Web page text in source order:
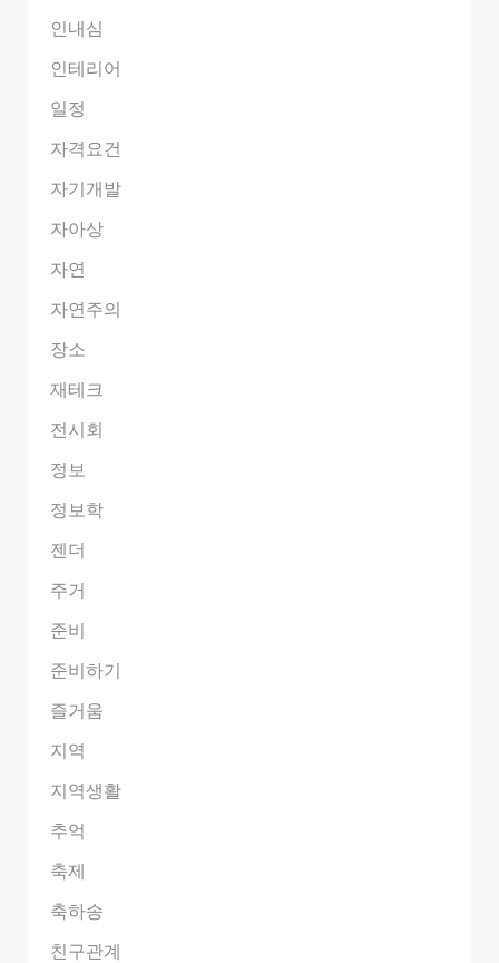
인내심
인테리어
일정
자격요건
자기개발
자아상
자연
자연주의
장소
재테크
전시회
정보
정보학
젠더
주거
준비
준비하기
즐거움
지역
지역생활
추억
축제
축하송
친구관계